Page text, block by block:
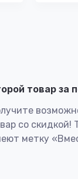
товар за
со скидкой!
метку